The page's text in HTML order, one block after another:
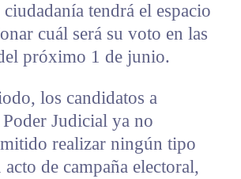
tendrá el espacio
cuál será su voto en las
próximo 1 de junio.
los candidatos a
Judicial ya no
realizar ningún tipo
de campaña electoral,